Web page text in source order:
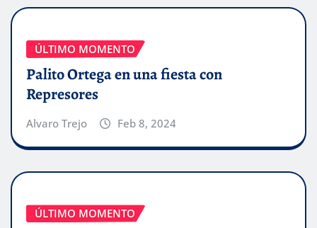
ÚLTIMO MOMENTO
Palito Ortega en una fiesta con
Represores
Alvaro Trejo Feb 8, 2024
ÚLTIMO MOMENTO